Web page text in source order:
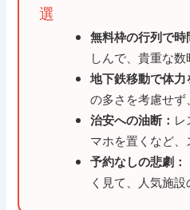
選
無料枠の行列で
しんで、貴重な数
地下鉄移動で体力
の多さを考慮せず
治安への油断：
マホを置くなど、
予約なしの悲劇：
く見て、人気施設